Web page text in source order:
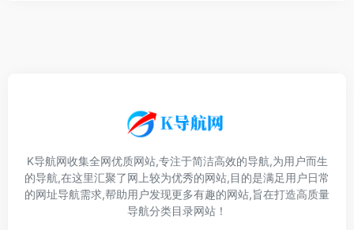
K导航网收集全网优质网站,专注于简洁高效的导航,为用户而生
的导航,在这里汇聚了网上较为优秀的网站,目的是满足用户日常
的网址导航需求,帮助用户发现更多有趣的网站,旨在打造高质量
导航分类目录网站！